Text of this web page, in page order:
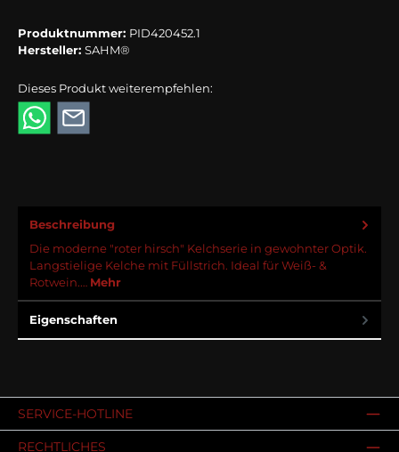
Produktnummer: PID420452.1
Hersteller: SAHM®
Dieses Produkt weiterempfehlen:
Beschreibung
Die moderne "roter hirsch" Kelchserie in gewohnter Optik.
Langstielige Kelche mit Füllstrich. Ideal für Weiß- &
Rotwein.… Mehr
Eigenschaften
SERVICE-HOTLINE
RECHTLICHES